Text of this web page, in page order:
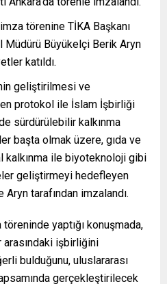
törenine TİKA Başkanı
Müdürü Büyükelçi Berik Aryn
katıldı.
geliştirilmesi ve
protokol ile İslam İşbirliği
sürdürülebilir kalkınma
başta olmak üzere, gıda ve
kalkınma ile biyoteknoloji gibi
geliştirmeyi hedefleyen
tarafından imzalandı.
yaptığı konuşmada,
arasındaki işbirliğini
bulduğunu, uluslararası
gerçekleştirilecek